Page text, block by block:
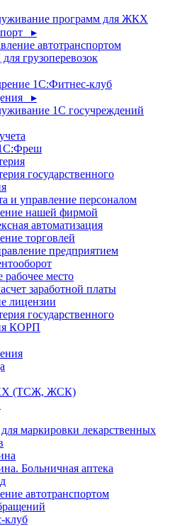
программ для ЖКХ
▸
автотранспортом
грузоперевозок
1С:Фитнес-клуб
▸
1С госучреждений
государственного
и управление персоналом
нашей фирмой
автоматизация
торговлей
предприятием
рабочее место
заработной платы
лицензии
государственного
КОРП
(ТСЖ, ЖСК)
маркировки лекарственных
Больничная аптека
автотранспортом
клуб